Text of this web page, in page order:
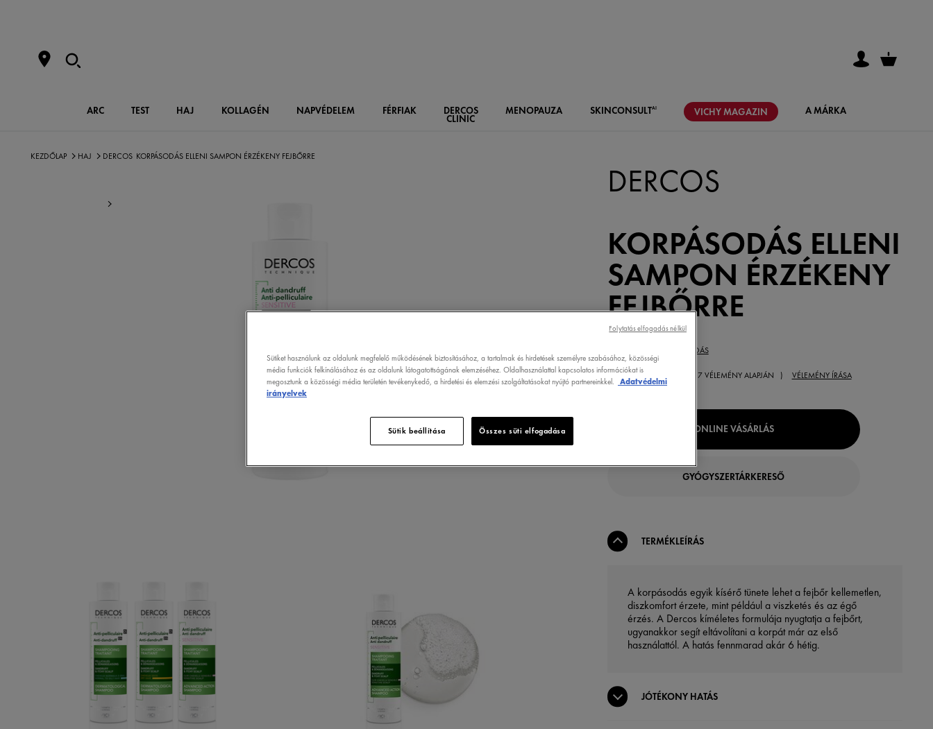
ARC TEST HAJ KOLLAGÉN NAPVÉDELEM FÉRFIAK DERCOS
CLINIC
MENOPAUZA SKINCONSULTAI VICHYMAGAZIN A MÁRKA
KEZDŐLAP HAJ DERCOS KORPÁSODÁS ELLENI SAMPON ÉRZÉKENY FEJBŐRRE
DERCOS
KORPÁSODÁS ELLENI
SAMPON ÉRZÉKENY
FEJBŐRRE
TERMÉKTÍPUS: SAMPON
KORPÁSODÁS
( 17 VÉLEMÉNY ALAPJÁN ) VÉLEMÉNY ÍRÁSA
ONLINE VÁSÁRLÁS
GYÓGYSZERTÁRKERESŐ
TERMÉKLEÍRÁS
A korpásodás egyik kísérő tünete lehet a fejbőr kellemetlen,
diszkomfort érzete, mint például a viszketés és az égő
érzés. A Dercos kíméletes formulája nyugtatja a fejbőrt,
ugyanakkor segít eltávolítani a korpát már az első
használattól. A hatás fennmarad akár 6 hétig.
JÓTÉKONY HATÁS
Sütiket használunk az oldalunk megfelelő működésének biztosításához, a tartalmak és hirdetések személyre szabásához, közösségi
média funkciók felkínálásához és az oldalunk látogatottságának elemzéséhez. Oldalhasználattal kapcsolatos információkat is
megosztunk a közösségi média területén tevékenykedő, a hirdetési és elemzési szolgáltatásokat nyújtó partnereinkkel.
Adatvédelmi
irányelvek
Sütik beállítása Összes süti elfogadása
Folytatás elfogadás nélkül